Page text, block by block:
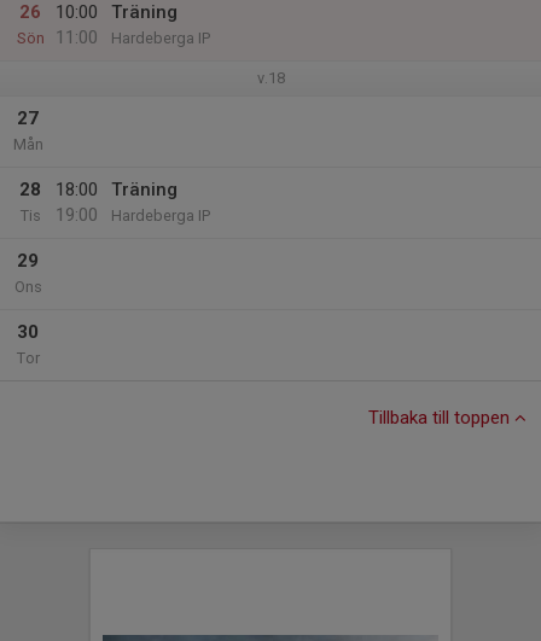
26
Sön
10:00
11:00
Träning
Hardeberga IP
v.18
27
Mån
28
Tis
18:00
19:00
Träning
Hardeberga IP
29
Ons
30
Tor
Tillbaka till toppen